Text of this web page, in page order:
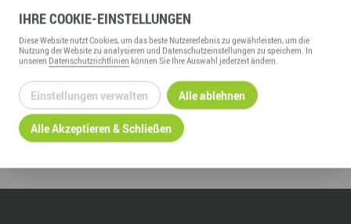
07.03.2017
ZURÜCK ZUR ÜBERSICHT
IHRECOOKIE-EINSTELLUNGEN
DieseWebsitenutzt Cookies, um das beste Nutzererlebnis zu gewährleisten, um die
Nutzung derWebsitezu analysieren und Datenschutzeinstellungen zu speichern. In
unseren Datenschutzrichtlinien können Sie Ihre Auswahl jederzeit ändern.
Einstellungen verwalten Alle ablehnen
Alle Akzeptieren & Schließen